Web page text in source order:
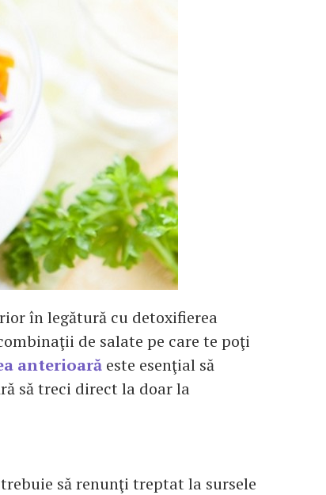
în legătură cu detoxifierea
de salate pe care te poţi
anterioară este esenţial să
să treci direct la doar la
să renunţi treptat la sursele